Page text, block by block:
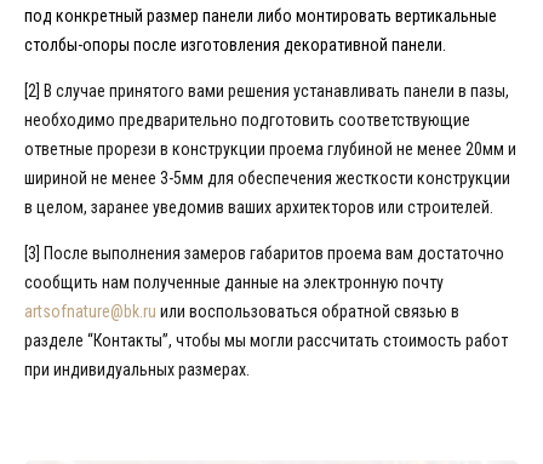
под конкретный размер панели либо монтировать вертикальные
столбы-опоры после изготовления декоративной панели.
[2] В случае принятого вами решения устанавливать панели в пазы,
необходимо предварительно подготовить соответствующие
ответные прорези в конструкции проема глубиной не менее 20мм и
шириной не менее 3-5мм для обеспечения жесткости конструкции
в целом, заранее уведомив ваших архитекторов или строителей.
[3] После выполнения замеров габаритов проема вам достаточно
сообщить нам полученные данные на электронную почту
artsofnature@bk.ru или воспользоваться обратной связью в
разделе “Контакты”, чтобы мы могли рассчитать стоимость работ
при индивидуальных размерах.